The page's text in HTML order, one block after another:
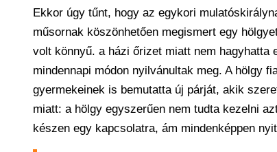
Ekkor úgy tűnt, hogy az egykori
műsornak köszönhetően megismert egy
volt könnyű. a házi őrizet miatt nem
mindennapi módon nyilvánultak meg. A hölgy
gyermekeinek is bemutatta új párját, akik
miatt: a hölgy egyszerűen nem tudta kezelni
készen egy kapcsolatra, ám mindenképpen